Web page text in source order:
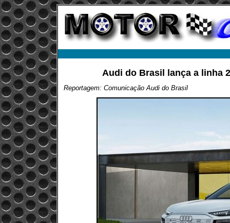
Audi do Brasil lança a linha
Reportagem: Comunicação Audi do Brasil